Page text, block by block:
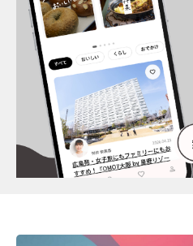
ペコマガとは
スポット情報
プライバシーポリシー
お問合せ